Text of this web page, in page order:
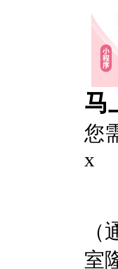
马
您
x
室